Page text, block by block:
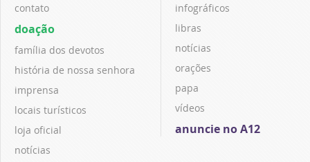
contato
doação
família dos devotos
história de nossa senhora
imprensa
locais turísticos
loja oficial
notícias
infográficos
libras
notícias
orações
papa
vídeos
anuncie no A12